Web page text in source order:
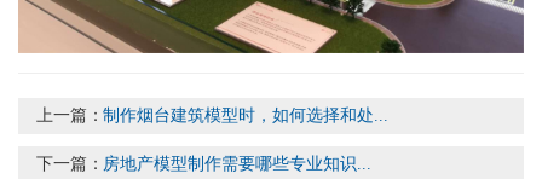
上一篇：制作烟台建筑模型时，如何选择和处...
下一篇： 房地产模型制作需要哪些专业知识...